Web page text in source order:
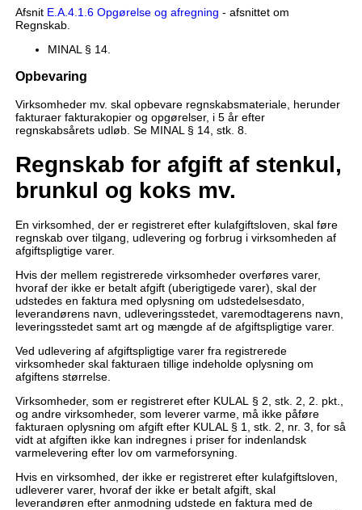
Afsnit E.A.4.1.6 Opgørelse og afregning - afsnittet om
Regnskab.
MINAL § 14.
Opbevaring
Virksomheder mv. skal opbevare regnskabsmateriale, herunder
fakturaer fakturakopier og opgørelser, i 5 år efter
regnskabsårets udløb. Se MINAL § 14, stk. 8.
Regnskab for afgift af stenkul,
brunkul og koks mv.
En virksomhed, der er registreret efter kulafgiftsloven, skal føre
regnskab over tilgang, udlevering og forbrug i virksomheden af
afgiftspligtige varer.
Hvis der mellem registrerede virksomheder overføres varer,
hvoraf der ikke er betalt afgift (uberigtigede varer), skal der
udstedes en faktura med oplysning om udstedelsesdato,
leverandørens navn, udleveringsstedet, varemodtagerens navn,
leveringsstedet samt art og mængde af de afgiftspligtige varer.
Ved udlevering af afgiftspligtige varer fra registrerede
virksomheder skal fakturaen tillige indeholde oplysning om
afgiftens størrelse.
Virksomheder, som er registreret efter KULAL § 2, stk. 2, 2. pkt.,
og andre virksomheder, som leverer varme, må ikke påføre
fakturaen oplysning om afgift efter KULAL § 1, stk. 2, nr. 3, for så
vidt at afgiften ikke kan indregnes i priser for indenlandsk
varmelevering efter lov om varmeforsyning.
Hvis en virksomhed, der ikke er registreret efter kulafgiftsloven,
udleverer varer, hvoraf der ikke er betalt afgift, skal
leverandøren efter anmodning udstede en faktura med de